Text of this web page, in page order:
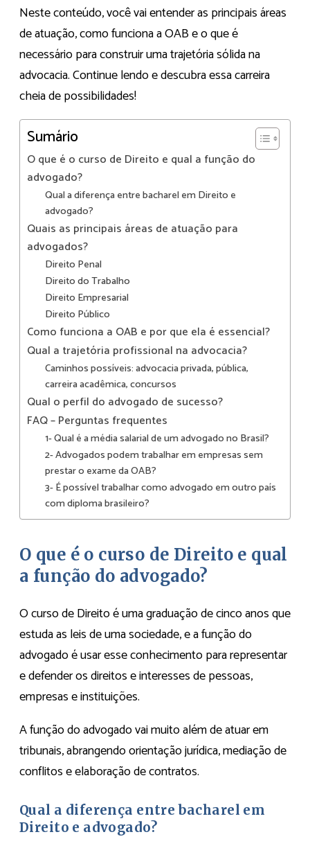
Neste conteúdo, você vai entender as principais áreas
de atuação, como funciona a OAB e o que é
necessário para construir uma trajetória sólida na
advocacia. Continue lendo e descubra essa carreira
cheia de possibilidades!
Sumário
O que é o curso de Direito e qual a função do
advogado?
Qual a diferença entre bacharel em Direito e
advogado?
Quais as principais áreas de atuação para
advogados?
Direito Penal
Direito do Trabalho
Direito Empresarial
Direito Público
Como funciona a OAB e por que ela é essencial?
Qual a trajetória profissional na advocacia?
Caminhos possíveis: advocacia privada, pública,
carreira acadêmica, concursos
Qual o perfil do advogado de sucesso?
FAQ – Perguntas frequentes
1- Qual é a média salarial de um advogado no Brasil?
2- Advogados podem trabalhar em empresas sem
prestar o exame da OAB?
3- É possível trabalhar como advogado em outro país
com diploma brasileiro?
O que é o curso de Direito e qual
a função do advogado?
O curso de Direito é uma graduação de cinco anos que
estuda as leis de uma sociedade, e a função do
advogado é usar esse conhecimento para representar
e defender os direitos e interesses de pessoas,
empresas e instituições.
A função do advogado vai muito além de atuar em
tribunais, abrangendo orientação jurídica, mediação de
conflitos e elaboração de contratos.
Qual a diferença entre bacharel em
Direito e advogado?